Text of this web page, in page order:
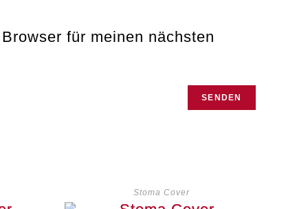
für meinen nächsten
Stoma Cover